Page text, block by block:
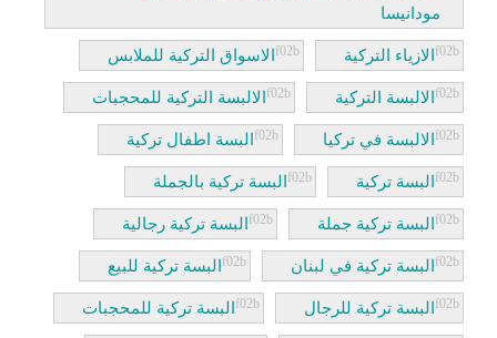
مودانيسا
الازياء التركية الاسواق التركية للملابس
الالبسة التركية الالبسة التركية للمحجبات
الالبسة في تركيا البسة اطفال تركية
البسة تركية البسة تركية بالجملة
البسة تركية جملة البسة تركية رجالية
البسة تركية في لبنان البسة تركية للبيع
البسة تركية للرجال البسة تركية للمحجبات